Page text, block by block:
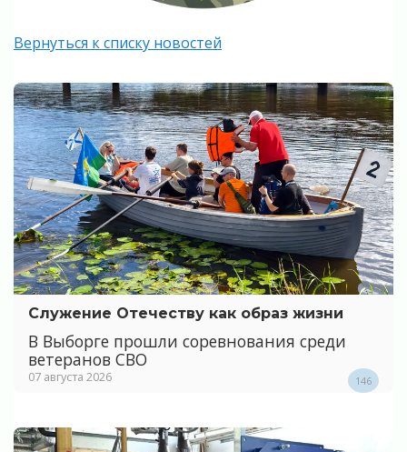
Вернуться к списку новостей
Служение Отечеству как образ жизни
В Выборге прошли соревнования среди
ветеранов СВО
07 августа 2026 146